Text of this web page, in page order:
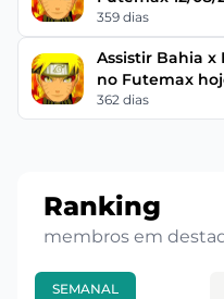
359 dias
Assistir Bahia x
no Futemax
362 dias
Ranking
membros em
SEMANAL